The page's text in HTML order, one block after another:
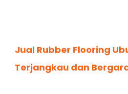
Jual Rubber Flooring
Terjangkau dan